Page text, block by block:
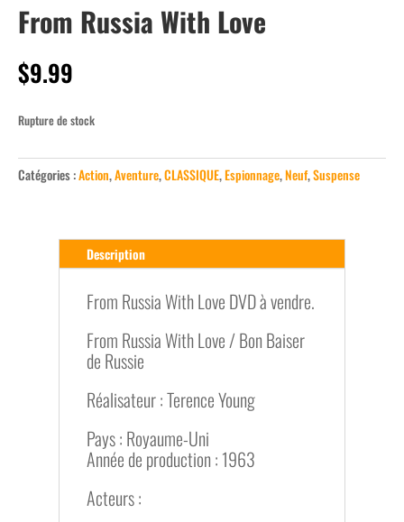
From Russia With Love
$9.99
Rupture de stock
Catégories :Action,Aventure,CLASSIQUE,Espionnage,Neuf,Suspense
Description
From Russia With Love DVD à vendre.
From Russia With Love / Bon Baiser
de Russie
Réalisateur : Terence Young
Pays : Royaume-Uni
Année de production : 1963
Acteurs :